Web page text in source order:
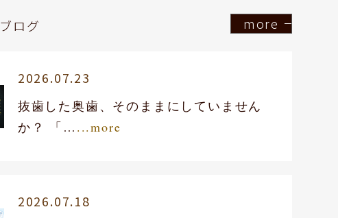
ブログ more
2026.07.23
抜歯した奥歯、そのままにしていません
か？ 「… ...more
2026.07.18